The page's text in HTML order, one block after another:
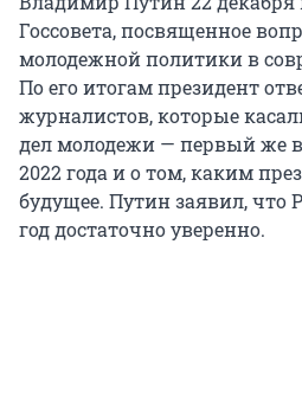
Госсовета, посвященное
молодежной политики в
По его итогам президент
журналистов, которые
дел молодежи — первый же
2022 года и о том, каким
будущее. Путин заявил, что
год достаточно уверенно.